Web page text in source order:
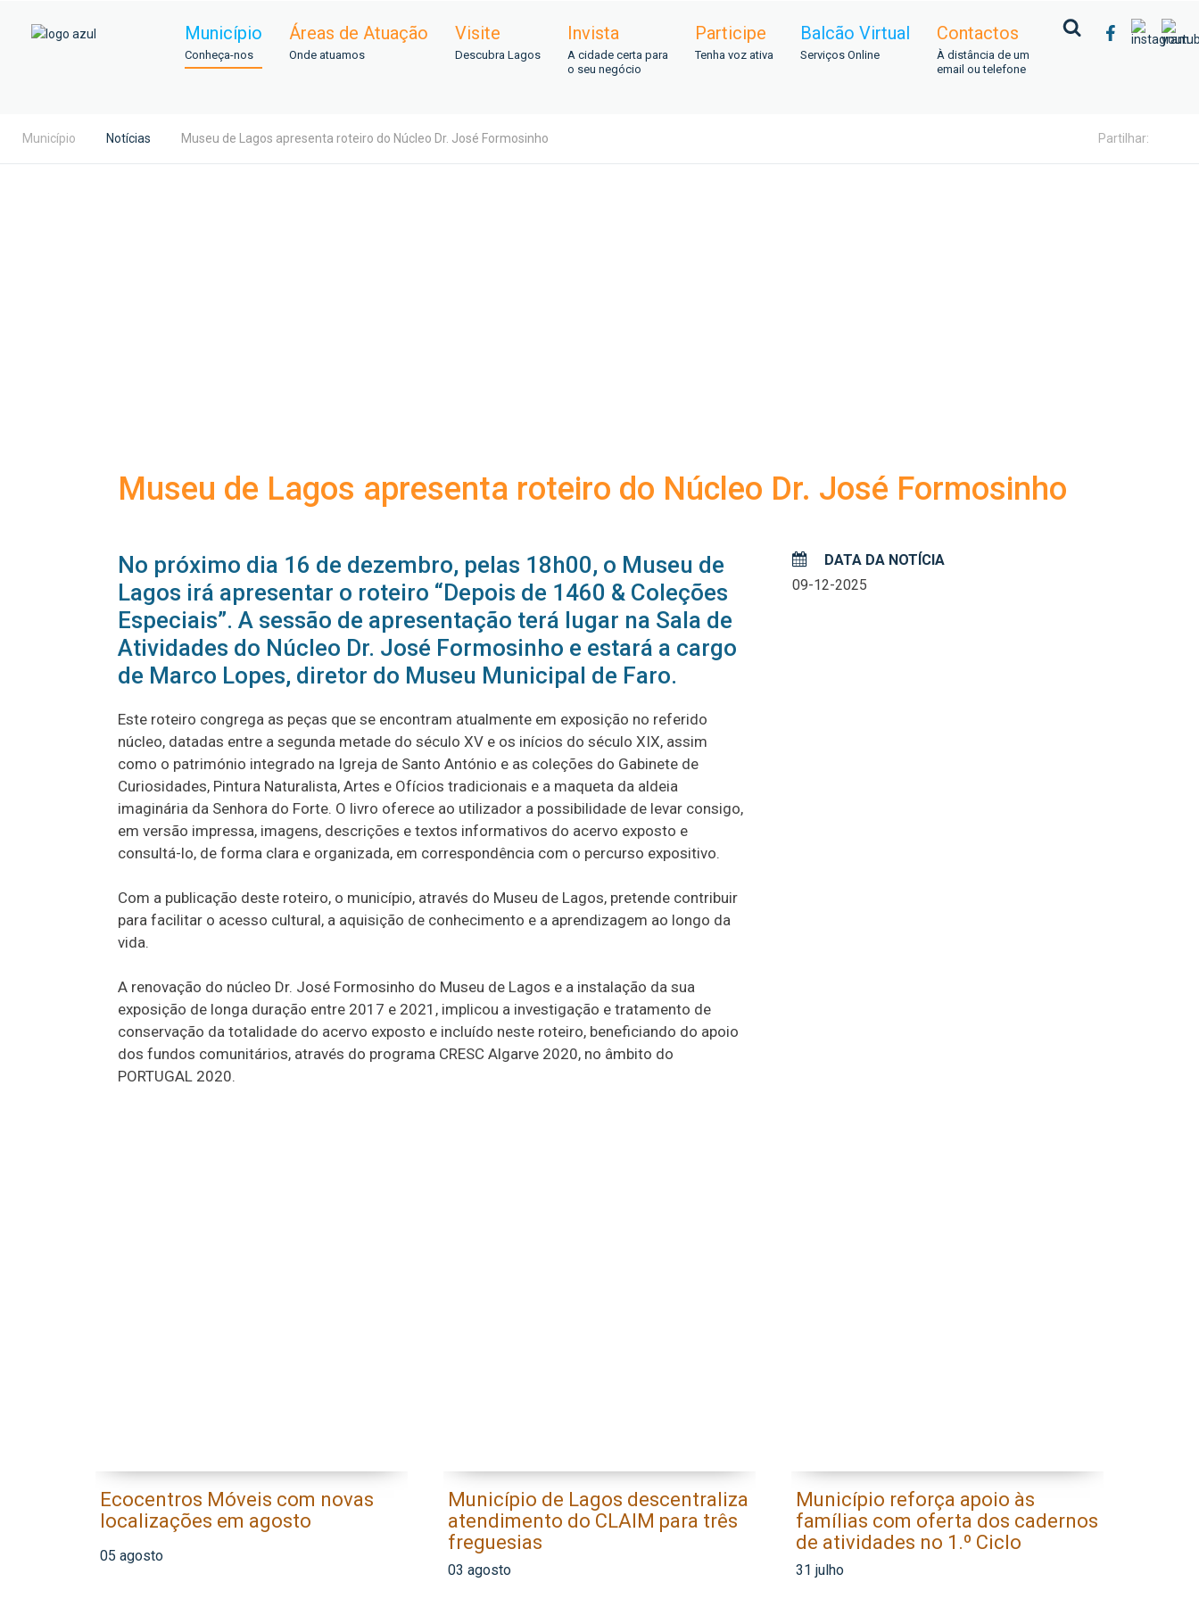
Município
Conheça-nos
Áreas de Atuação
Onde atuamos
Visite
Descubra Lagos
Invista
A cidade certa para
o seu negócio
Participe
Tenha voz ativa
Balcão Virtual
Serviços Online
Contactos
À distância de um
email ou telefone
Município Notícias Museu de Lagos apresenta roteiro do Núcleo Dr. José Formosinho Partilhar:
Museu de Lagos apresenta roteiro do Núcleo Dr. José Formosinho
No próximo dia 16 de dezembro, pelas 18h00, o Museu de
Lagos irá apresentar o roteiro “Depois de 1460 & Coleções
Especiais”. A sessão de apresentação terá lugar na Sala de
Atividades do Núcleo Dr. José Formosinho e estará a cargo
de Marco Lopes, diretor do Museu Municipal de Faro.
Este roteiro congrega as peças que se encontram atualmente em exposição no referido
núcleo, datadas entre a segunda metade do século XV e os inícios do século XIX, assim
como o património integrado na Igreja de Santo António e as coleções do Gabinete de
Curiosidades, Pintura Naturalista, Artes e Ofícios tradicionais e a maqueta da aldeia
imaginária da Senhora do Forte. O livro oferece ao utilizador a possibilidade de levar consigo,
em versão impressa, imagens, descrições e textos informativos do acervo exposto e
consultá-lo, de forma clara e organizada, em correspondência com o percurso expositivo.
Com a publicação deste roteiro, o município, através do Museu de Lagos, pretende contribuir
para facilitar o acesso cultural, a aquisição de conhecimento e a aprendizagem ao longo da
vida.
A renovação do núcleo Dr. José Formosinho do Museu de Lagos e a instalação da sua
exposição de longa duração entre 2017 e 2021, implicou a investigação e tratamento de
conservação da totalidade do acervo exposto e incluído neste roteiro, beneficiando do apoio
dos fundos comunitários, através do programa CRESC Algarve 2020, no âmbito do
PORTUGAL 2020.
DATA DA NOTÍCIA
09-12-2025
Ecocentros Móveis com novas
localizações em agosto
05 agosto
Município de Lagos descentraliza
atendimento do CLAIM para três
freguesias
03 agosto
Município reforça apoio às
famílias com oferta dos cadernos
de atividades no 1.º Ciclo
31 julho